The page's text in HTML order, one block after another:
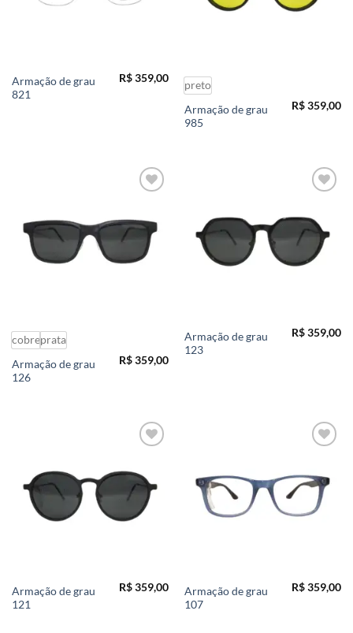
Armação de grau
821
R$359,00
preto
Armação de grau
985
R$359,00
cobreprata
Armação de grau
126
R$359,00
Armação de grau
123
R$359,00
Armação de grau
121
R$359,00
Armação de grau
107
R$359,00